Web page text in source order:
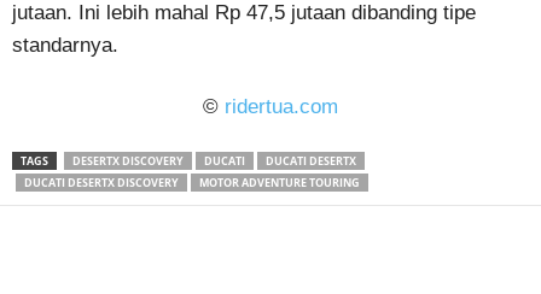
jutaan. Ini lebih mahal Rp 47,5 jutaan dibanding tipe
standarnya.
© ridertua.com
TAGS DESERTX DISCOVERY DUCATI
DUCATI DESERTX
DUCATI DESERTX DISCOVERY
MOTOR ADVENTURE TOURING